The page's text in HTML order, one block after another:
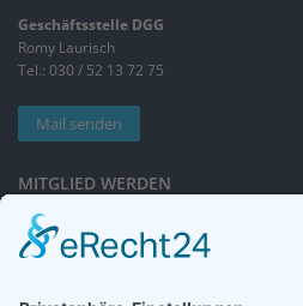
Geschäftsstelle DGG
Romy Laurisch
Tel.: 030 / 52 13 72 75
Mail senden
MITGLIED WERDEN
Sieben gute Gründe
für Ihre Mitgliedschaft